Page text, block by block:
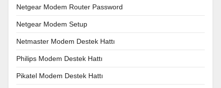
Netgear Modem Router Password
Netgear Modem Setup
Netmaster Modem Destek Hattı
Philips Modem Destek Hattı
Pikatel Modem Destek Hattı